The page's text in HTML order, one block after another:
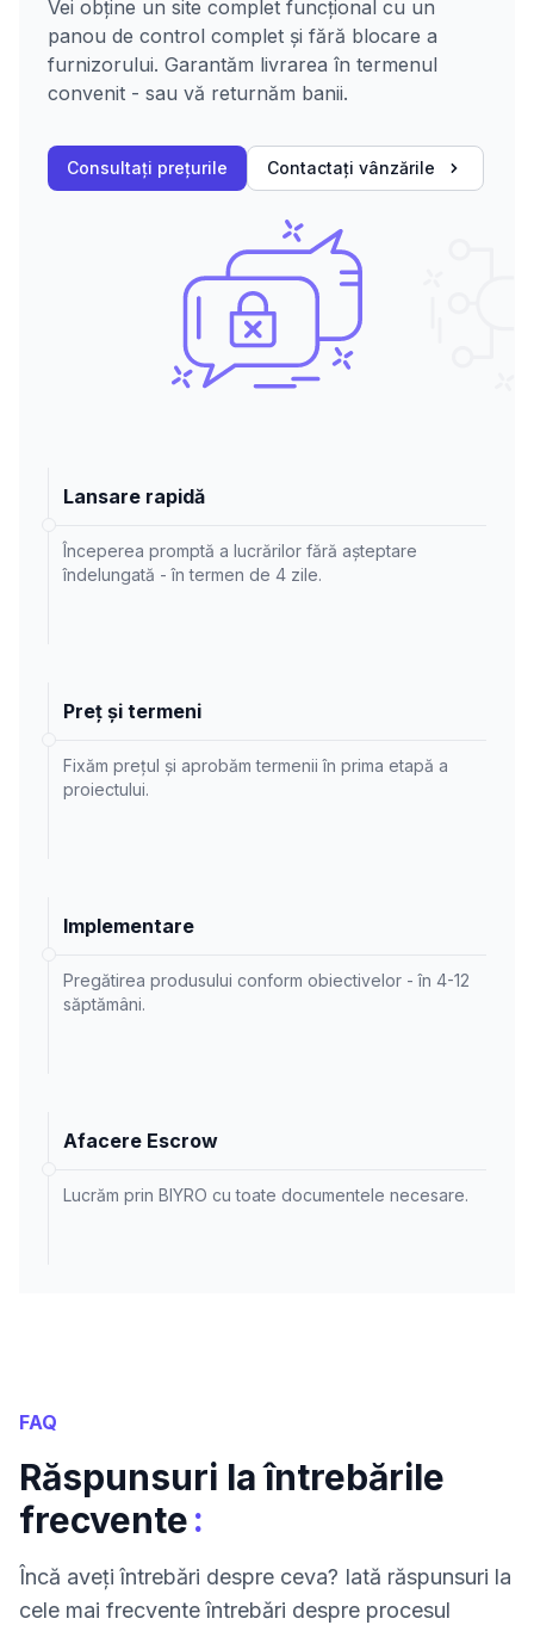
Vei obține un site complet funcțional cu un
panou de control complet și fără blocare a
furnizorului. Garantăm livrarea în termenul
convenit - sau vă returnăm banii.
Consultați prețurile Contactați vânzările
Lansare rapidă
Începerea promptă a lucrărilor fără așteptare
îndelungată - în termen de 4 zile.
Preț și termeni
Fixăm prețul și aprobăm termenii în prima etapă a
proiectului.
Implementare
Pregătirea produsului conform obiectivelor - în 4-12
săptămâni.
Afacere Escrow
Lucrăm prin BIYRO cu toate documentele necesare.
FAQ
Răspunsuri la întrebările
frecvente:
Încă aveți întrebări despre ceva? Iată răspunsuri la
cele mai frecvente întrebări despre procesul